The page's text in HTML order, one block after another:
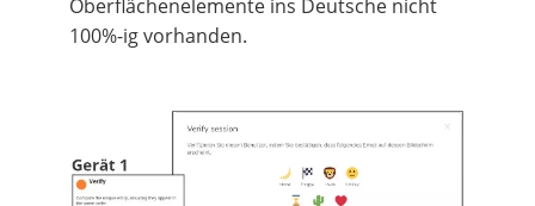
Oberflächenelemente ins Deutsche nicht
100%-ig vorhanden.